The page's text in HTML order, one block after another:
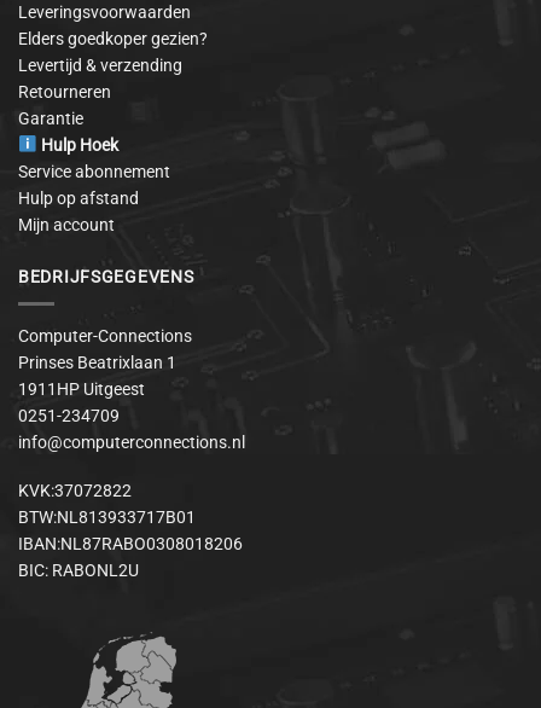
Leveringsvoorwaarden
Elders goedkoper gezien?
Levertijd & verzending
Retourneren
Garantie
Hulp Hoek
Service abonnement
Hulp op afstand
Mijn account
BEDRIJFSGEGEVENS
Computer-Connections
Prinses Beatrixlaan 1
1911HP Uitgeest
0251-234709
info@computerconnections.nl
KVK:37072822
BTW:NL813933717B01
IBAN:NL87RABO0308018206
BIC: RABONL2U